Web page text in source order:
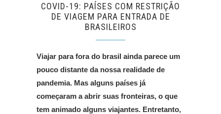
COVID-19: PAÍSES COM RESTRIÇÃO
DE VIAGEM PARA ENTRADA DE
BRASILEIROS
Viajar para fora do brasil ainda parece um
pouco distante da nossa realidade de
pandemia. Mas alguns países já
começaram a abrir suas fronteiras, o que
tem animado alguns viajantes. Entretanto,